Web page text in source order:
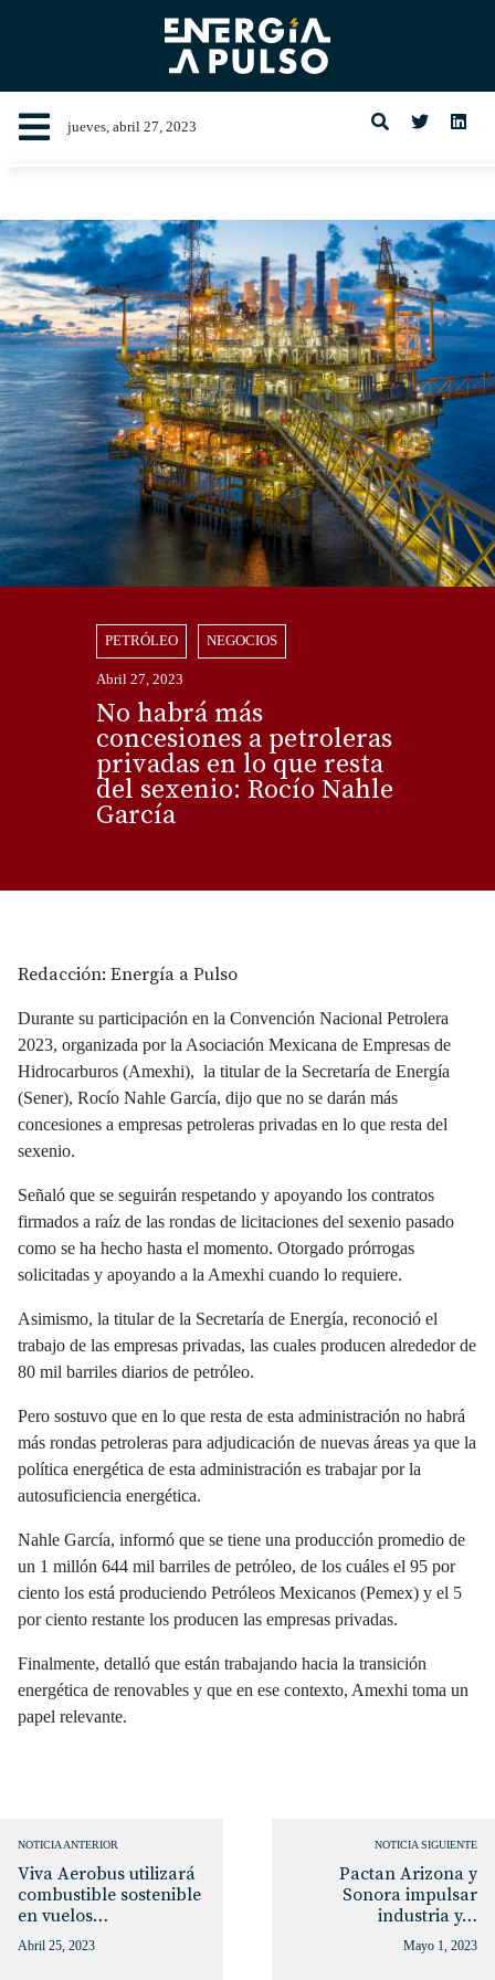
jueves, abril 27, 2023
PETRÓLEO NEGOCIOS
Abril 27, 2023
No habrá más
concesiones a petroleras
privadas en lo que resta
del sexenio: Rocío Nahle
García
Redacción: Energía a Pulso
Durante su participación en la Convención Nacional Petrolera
2023, organizada por la Asociación Mexicana de Empresas de
Hidrocarburos (Amexhi), la titular de la Secretaría de Energía
(Sener), Rocío Nahle García, dijo que no se darán más
concesiones a empresas petroleras privadas en lo que resta del
sexenio.
Señaló que se seguirán respetando y apoyando los contratos
firmados a raíz de las rondas de licitaciones del sexenio pasado
como se ha hecho hasta el momento. Otorgado prórrogas
solicitadas y apoyando a la Amexhi cuando lo requiere.
Asimismo, la titular de la Secretaría de Energía, reconoció el
trabajo de las empresas privadas, las cuales producen alrededor de
80 mil barriles diarios de petróleo.
Pero sostuvo que en lo que resta de esta administración no habrá
más rondas petroleras para adjudicación de nuevas áreas ya que la
política energética de esta administración es trabajar por la
autosuficiencia energética.
Nahle García, informó que se tiene una producción promedio de
un 1 millón 644 mil barriles de petróleo, de los cuáles el 95 por
ciento los está produciendo Petróleos Mexicanos (Pemex) y el 5
por ciento restante los producen las empresas privadas.
Finalmente, detalló que están trabajando hacia la transición
energética de renovables y que en ese contexto, Amexhi toma un
papel relevante.
NOTICIA ANTERIOR
Viva Aerobus utilizará
combustible sostenible
en vuelos…
Abril 25, 2023
NOTICIA SIGUIENTE
Pactan Arizona y
Sonora impulsar
industria y…
Mayo 1, 2023